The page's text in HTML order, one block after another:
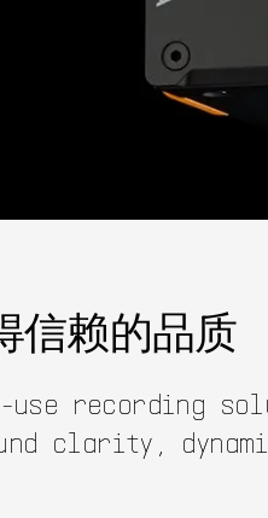
信赖的品质
use recording
clarity,